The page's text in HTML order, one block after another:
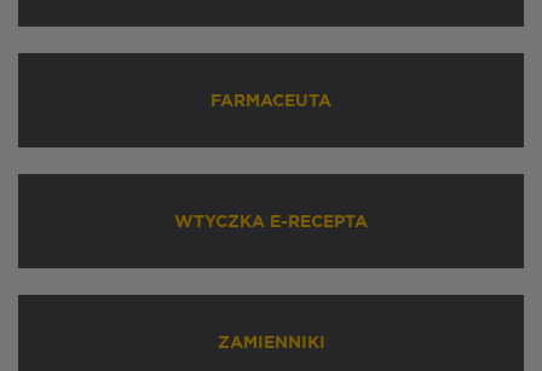
FARMACEUTA
WTYCZKA E-RECEPTA
ZAMIENNIKI